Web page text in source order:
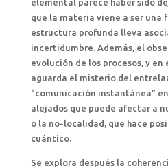
elemental parece haber sido
que la materia viene a ser una
estructura profunda lleva
incertidumbre. Además, el
evolución de los procesos, y en
aguarda el misterio del
“comunicación instantánea”
alejados que puede afectar a
o la no-localidad, que hace
cuántico.
Se explora después la